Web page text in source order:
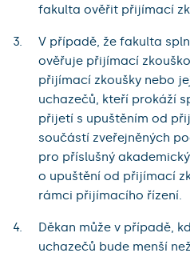
fakulta ověřit přijímací
V případě, že fakulta
ověřuje přijímací
přijímací zkoušky nebo
uchazečů, kteří prokáží
přijetí s upuštěním od
součástí zveřejněných
pro příslušný
o upuštění od přijímací
rámci přijímacího řízení.
Děkan může v případě,
uchazečů bude menší